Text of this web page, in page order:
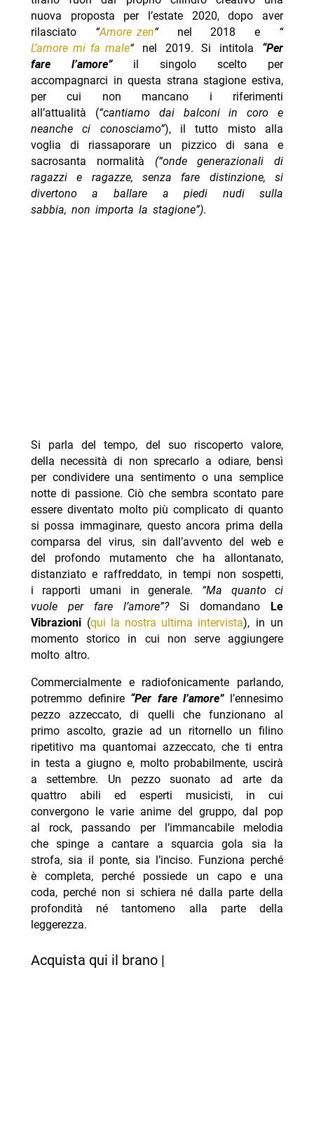
nuova proposta per l’estate 2020, dopo aver
rilasciato “Amore zen“nel 2018 e “
L’amore mi fa male“nel 2019. Si intitola “Per
fare l’amore”il singolo scelto per
accompagnarci in questa strana stagione estiva,
per cui non mancano i riferimenti
all’attualità (“cantiamo dai balconi in coro e
neanche ci conosciamo”), il tutto misto alla
voglia di riassaporare un pizzico di sana e
sacrosanta normalità (“onde generazionali di
ragazzi e ragazze, senza fare distinzione, si
divertono a ballare a piedi nudi sulla
sabbia, non importa la stagione”).
Si parla del tempo, del suo riscoperto valore,
della necessità di non sprecarlo a odiare, bensì
per condividere una sentimento o una semplice
notte di passione. Ciò che sembra scontato pare
essere diventato molto più complicato di quanto
si possa immaginare, questo ancora prima della
comparsa del virus, sin dall’avvento del web e
del profondo mutamento che ha allontanato,
distanziato e raffreddato, in tempi non sospetti,
i rapporti umani in generale. “Ma quanto ci
vuole per fare l’amore”?Si domandano
Le
Vibrazioni(qui la nostra ultima intervista), in un
momento storico in cui non serve aggiungere
molto altro.
Commercialmente e radiofonicamente parlando,
potremmo definire “Per fare l’amore”l’ennesimo
pezzo azzeccato, di quelli che funzionano al
primo ascolto, grazie ad un ritornello un filino
ripetitivo ma quantomai azzeccato, che ti entra
in testa a giugno e, molto probabilmente, uscirà
a settembre. Un pezzo suonato ad arte da
quattro abili ed esperti musicisti, in cui
convergono le varie anime del gruppo, dal pop
al rock, passando per l’immancabile melodia
che spinge a cantare a squarcia gola sia la
strofa, sia il ponte, sia l’inciso. Funziona perché
è completa, perché possiede un capo e una
coda, perché non si schiera né dalla parte della
profondità né tantomeno alla parte della
leggerezza.
Acquista qui il brano |